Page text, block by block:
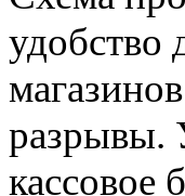
удобство
разрывы.
кассовое